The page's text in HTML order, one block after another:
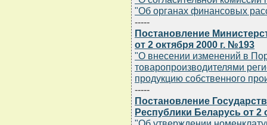
"Об органах финансовых
-----
Постановление
от 2 октября 2000 г. №193
"О внесении изменений в
товаропроизводителями
продукцию собственного
-----
Постановление
Республики Беларусь от 2